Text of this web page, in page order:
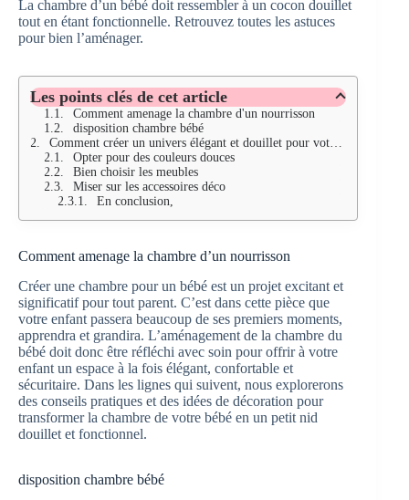
La chambre d’un bébé doit ressembler à un cocon douillet
tout en étant fonctionnelle. Retrouvez toutes les astuces
pour bien l’aménager.
Les points clés de cet article
Comment amenage la chambre d'un nourrisson
disposition chambre bébé
Comment créer un univers élégant et douillet pour votre bébé ?
Opter pour des couleurs douces
Bien choisir les meubles
Miser sur les accessoires déco
En conclusion,
Comment amenage la chambre d’un nourrisson
Créer une chambre pour un bébé est un projet excitant et
significatif pour tout parent. C’est dans cette pièce que
votre enfant passera beaucoup de ses premiers moments,
apprendra et grandira. L’aménagement de la chambre du
bébé doit donc être réfléchi avec soin pour offrir à votre
enfant un espace à la fois élégant, confortable et
sécuritaire. Dans les lignes qui suivent, nous explorerons
des conseils pratiques et des idées de décoration pour
transformer la chambre de votre bébé en un petit nid
douillet et fonctionnel.
disposition chambre bébé